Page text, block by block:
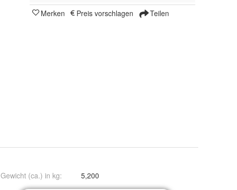
Merken Preis vorschlagen Teilen
Gewicht (ca.) in kg: 5,200